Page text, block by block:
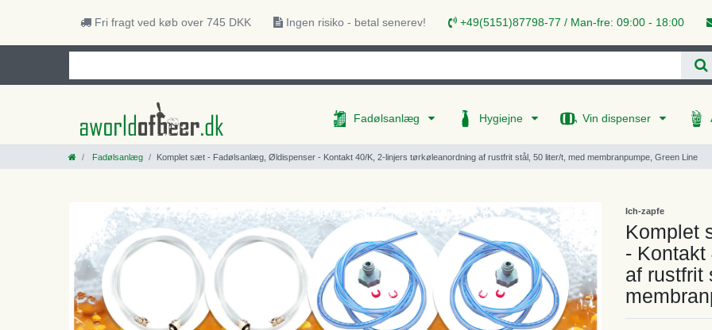
Fri fragt ved køb over 745 DKK Ingen risiko - betal senerev! +49(5151)87798-77 / Man-fre: 09:00 - 18:00
Fadølsanlæg Hygiejne Vin dispenser
Fadølsanlæg Komplet sæt - Fadølsanlæg, Øldispenser - Kontakt 40/K, 2-linjers tørkøleanordning af rustfrit stål, 50 liter/t, med membranpumpe, Green Line
Ich-zapfe
Komplet
-
af rustfrit